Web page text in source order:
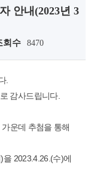
안내(2023년 3
회수 8470
.
감사드립니다.
운데 추첨을 통해
2023.4.26.(수)에